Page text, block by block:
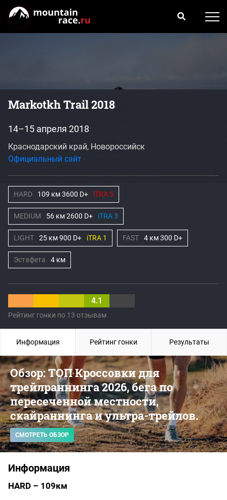
Markotkh Trail 2018
4.1
Рейтинг гонки по 13 отзывам
14–15 апреля 2018
Краснодарский край, Новороссийск
Официальный сайт
HARD 109 км 3600 D+ iTRA 5
MEDIUM 56 км 2600 D+ iTRA 3
LIGHT 25 км 900 D+ iTRA 1 FAST 4 км 300 D+
Эстафета 4 км
Обзор: ТОП Кроссовки для
трейлраннинга 2026, бега по
пересеченной местности,
скайраннинга и ультра-трейлов.
СМОТРЕТЬ ОБЗОР
Информация
HARD – 109км
Информация Рейтинг гонки Результаты